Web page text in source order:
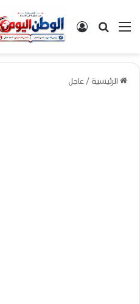
القائمةبحث عن تسجيل الدخول
الرئيسية/عاجل